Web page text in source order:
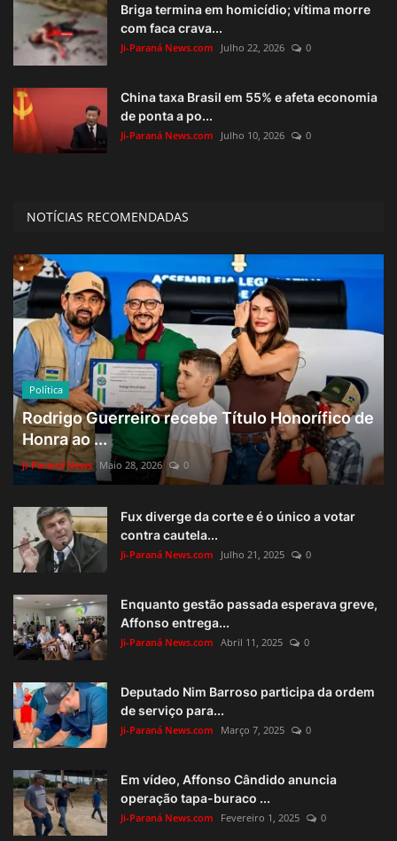
Briga termina em homicídio; vítima morre
com faca crava...
Ji-Paraná News.com Julho 22, 2026 0
China taxa Brasil em 55% e afeta economia
de ponta a po...
Ji-Paraná News.com Julho 10, 2026 0
NOTÍCIAS RECOMENDADAS
Política
Rodrigo Guerreiro recebe Título Honorífico de
Honra ao ...
Ji-Paraná News Maio 28, 2026 0
Fux diverge da corte e é o único a votar
contra cautela...
Ji-Paraná News.com Julho 21, 2025 0
Enquanto gestão passada esperava greve,
Affonso entrega...
Ji-Paraná News.com Abril 11, 2025 0
Deputado Nim Barroso participa da ordem
de serviço para...
Ji-Paraná News.com Março 7, 2025 0
Em vídeo, Affonso Cândido anuncia
operação tapa-buraco ...
Ji-Paraná News.com Fevereiro 1, 2025 0